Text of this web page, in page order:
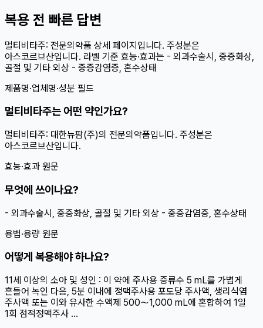
복용 전 빠른 답변
멀티비타주: 전문의약품 상세 페이지입니다. 주성분은
아스코르브산입니다. 라벨 기준 효능·효과는 - 외과수술시, 중증화상,
골절 및 기타 외상 - 중증감염증, 혼수상태
제품명·업체명·성분 필드
멀티비타주는 어떤 약인가요?
멀티비타주: 대한뉴팜(주)의 전문의약품입니다. 주성분은
아스코르브산입니다.
효능·효과 원문
무엇에 쓰이나요?
- 외과수술시, 중증화상, 골절 및 기타 외상 - 중증감염증, 혼수상태
용법·용량 원문
어떻게 복용해야 하나요?
11세 이상의 소아 및 성인 : 이 약에 주사용 증류수 5 mL를 가볍게
흔들어 녹인 다음, 5분 이내에 정맥주사용 포도당 주사액, 생리식염
주사액 또는 이와 유사한 수액제 500～1,000 mL에 혼합하여 1일
1회 점적정맥주사 ...